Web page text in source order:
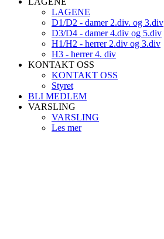
LAGENE
D1/D2 - damer 2.div. og 3.div
D3/D4 - damer 4.div og 5.div
H1/H2 - herrer 2.div og 3.div
H3 - herrer 4. div
KONTAKT OSS
KONTAKT OSS
Styret
BLI MEDLEM
VARSLING
VARSLING
Les mer